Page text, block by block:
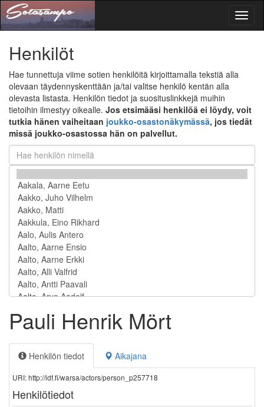
Henkilöt
Hae tunnettuja viime sotien henkilöitä kirjoittamalla tekstiä alla
olevaan täydennyskenttään ja/tai valitse henkilö kentän alla
olevasta listasta. Henkilön tiedot ja suosituslinkkejä muihin
tietoihin ilmestyy oikealle. Jos etsimääsi henkilöä ei löydy, voit
tutkia hänen vaiheitaan joukko-osastonäkymässä, jos tiedät
missä joukko-osastossa hän on palvellut.
Pauli Henrik Mört
Henkilön tiedot Aikajana
URI: http://ldf.fi/warsa/actors/person_p257718
Henkilötiedot